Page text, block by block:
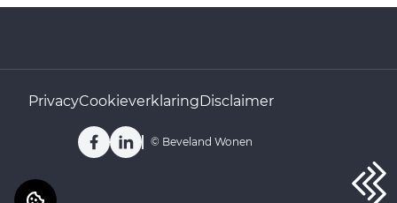
PrivacyCookieverklaringDisclaimer
Facebook
LinkedIn
© Beveland Wonen